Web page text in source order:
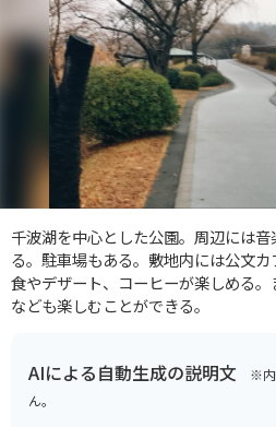
千波湖を中心とした公園。周辺には
る。駐車場もある。敷地内には公文
食やデザート、コーヒーが楽しめる
なども楽しむことができる。
AIによる自動生成の説明文 ※内
ん。